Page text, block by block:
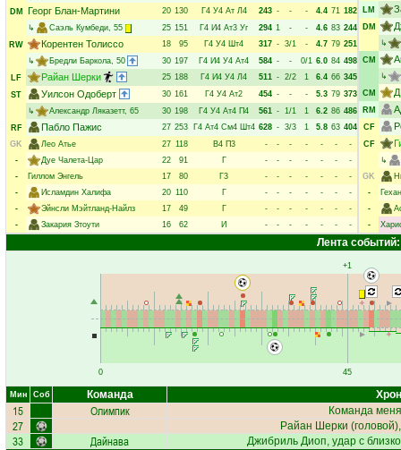
DM
Георг Блан-Мартини 20 130 Г4 У4 Ат Л4 243 - - - 4.4 71 182
↳
Саэль Кумбеди, 55 25 151 Г4 И4 Ат3 Уг 294 1 - - 4.6 83 244
RW
Корентен Толиссо 18 95 Г4 У4 Шт4 317 - 3/1 - 4.7 79 251
↳
Бредли Баркола, 50 30 197 Г4 И4 У4 Ат4 584 - - 0/1 6.0 84 498
LF
Райан Шерки 25 188 Г4 И4 У4 Л4 511 - 2/2 1 6.4 66 345
ST
Уилсон Одоберт 30 161 Г4 У4 Ат2 454 - - - 5.3 79 373
↳
Александр Ляказетт, 65 30 198 Г4 У4 Ат4 П4 561 - 1/1 1 6.2 86 486
RF
Пабло Пажис 27 253 Г4 Ат4 См4 Шт4 628 - 3/3 1 5.8 63 404
GK
Лео Атье 27 118 В4 П3 - - - - - -
-
-
Дуе Чалета-Цар 22 91 Г - - - - - -
-
-
Гиллом Энгель 17 80 Г3 - - - - - -
-
-
Исламдин Халифа 20 110 Г - - - - - -
-
-
Эйнсли Мэйтланд-Найлз 17 49 Г - - - - - -
-
-
Закария Зтоути 16 62 И - - - - - - -
LM
DM
↳
CM
↳
CM
RM
CF
CF
↳
GK
-
-
-
Лента событий:
0
+1
45
Мин Соб Команда
15 Олимпик Команда
27 Райан Шерки
33 Дайнава Джибриль Диоп, удар с